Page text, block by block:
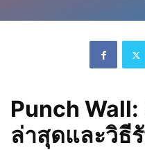
Punch Wall:
ล่าสุดและวิธี